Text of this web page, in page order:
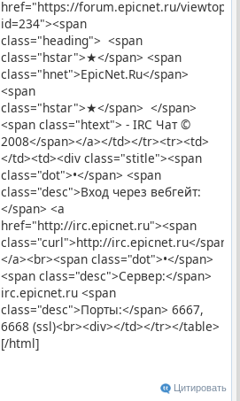
href="https://forum.epicnet.ru/
id=234"><span
class="heading"> <span
class="hstar">★</span> <span
class="hnet">EpicNet.Ru</span>
<span
class="hstar">★</span> </span>
<span class="htext"> - IRC Чат ©
2008</span></a></td></tr><tr><td>
</td><td><div class="stitle"><span
class="dot">•</span> <span
class="desc">Вход через вебгейт:
</span> <a
href="http://irc.epicnet.ru"><span
class="curl">http://irc.epicnet.ru</span>
</a><br><span class="dot">•</span>
<span class="desc">Сервер:</span>
irc.epicnet.ru <span
class="desc">Порты:</span> 6667,
6668 (ssl)<br><div></td></tr></table>
[/html]
Цитировать